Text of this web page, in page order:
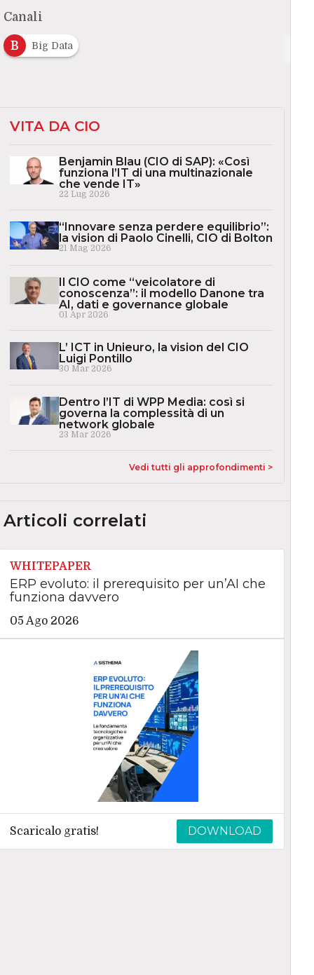
Canali
B Big Data
VITA DA CIO
Benjamin Blau (CIO di SAP): «Così
funziona l’IT di una multinazionale
che vende IT»
22 Lug 2026
“Innovare senza perdere equilibrio”:
la vision di Paolo Cinelli, CIO di Bolton
21 Mag 2026
Il CIO come “veicolatore di
conoscenza”: il modello Danone tra
AI, dati e governance globale
01 Apr 2026
L’ ICT in Unieuro, la vision del CIO
Luigi Pontillo
30 Mar 2026
Dentro l’IT di WPP Media: così si
governa la complessità di un
network globale
23 Mar 2026
Vedi tutti gli approfondimenti >
Articoli correlati
WHITEPAPER
ERP evoluto: il prerequisito per un’AI che
funziona davvero
05 Ago 2026
Scaricalo gratis! DOWNLOAD